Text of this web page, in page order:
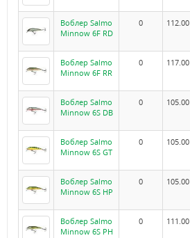
Воблер Salmo
Minnow 6F RD
0 112.00
Воблер Salmo
Minnow 6F RR
0 117.00
Воблер Salmo
Minnow 6S DB
0 105.00
Воблер Salmo
Minnow 6S GT
0 105.00
Воблер Salmo
Minnow 6S HP
0 105.00
Воблер Salmo
Minnow 6S PH
0 111.00